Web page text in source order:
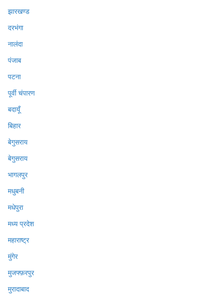
झारखण्ड
दरभंगा
नालंदा
पंजाब
पटना
पूर्वी चंपारण
बदायूँ
बिहार
बेगुसराय
बेगुसराय
भागलपुर
मधुबनी
मधेपुरा
मध्य प्रदेश
महाराष्ट्र
मुंगेर
मुजफ्फ़रपुर
मुरादाबाद